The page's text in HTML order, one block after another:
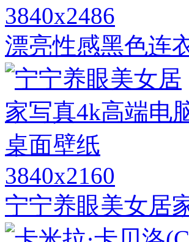
3840x2486
漂亮性感黑色连
3840x2160
宁宁养眼美女居